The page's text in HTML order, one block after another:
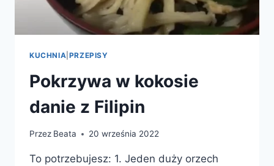
KUCHNIA PRZEPISY
Pokrzywa w kokosie
danie z Filipin
Przez Beata 20 września 2022
To potrzebujesz: 1. Jeden duży orzech